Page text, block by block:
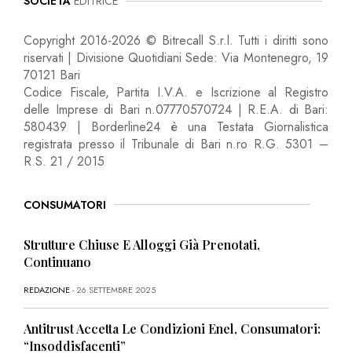
Copyright 2016-2026 © Bitrecall S.r.l. Tutti i diritti sono
riservati | Divisione Quotidiani Sede: Via Montenegro, 19
70121 Bari
Codice Fiscale, Partita I.V.A. e Iscrizione al Registro
delle Imprese di Bari n.07770570724 | R.E.A. di Bari:
580439 | Borderline24 è una Testata Giornalistica
registrata presso il Tribunale di Bari n.ro R.G. 5301 –
R.S. 21 / 2015
CONSUMATORI
Strutture Chiuse E Alloggi Già Prenotati,
Continuano
REDAZIONE- 26 SETTEMBRE 2025
Antitrust Accetta Le Condizioni Enel, Consumatori:
“Insoddisfacenti”